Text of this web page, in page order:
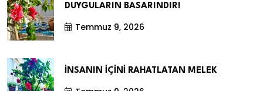
DUYGULARIN BASARINDIR!
Temmuz 9, 2026
İNSANIN İÇİNİ RAHATLATAN MELEK